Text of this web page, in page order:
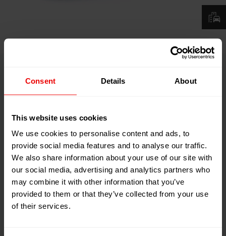
Consent Details About
This website uses cookies
We use cookies to personalise content and ads, to
provide social media features and to analyse our traffic.
We also share information about your use of our site with
our social media, advertising and analytics partners who
may combine it with other information that you’ve
provided to them or that they’ve collected from your use
of their services.
Filtration: Führende Kompetenz
Filtrations-, Isolations- und Sorptionsanwendungen
lassen sich dank der Meltblown-Technologie von
Neumag einfach und effizient herstellen.
Die für die Herstellung der Filtermedien und Membranen
verwendeten Polymere sind so vielfältig wie ihre